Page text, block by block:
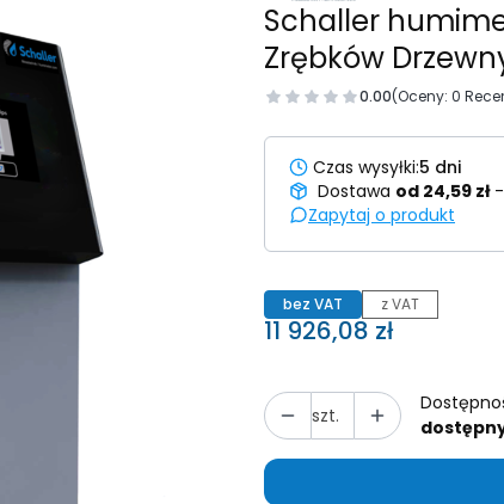
Schaller
Zrębków
0.00(Oceny: 0
Czas wysyłki:5 dni
Dostawa od 24,59 zł
Zapytaj o produkt
bez VAT z VAT
Cena
11 926,08 zł
szt.